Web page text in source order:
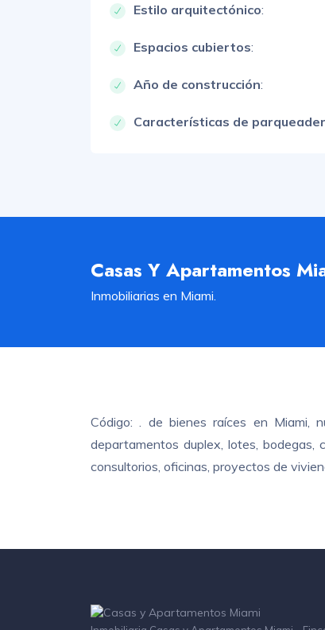
Estilo arquitectónico:
Espacios cubiertos:
Año de construcción:
Características de
Casas Y Apartamentos
Inmobiliarias en Miami.
Código: . de bienes raíces en Miami,
departamentos duplex, lotes, bodegas,
consultorios, oficinas, proyectos de